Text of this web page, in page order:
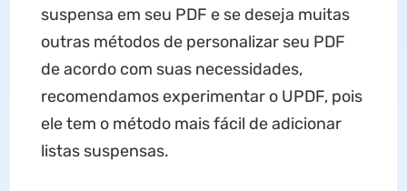
suspensa em seu PDF e se deseja muitas
outras métodos de personalizar seu PDF
de acordo com suas necessidades,
recomendamos experimentar o UPDF, pois
ele tem o método mais fácil de adicionar
listas suspensas.